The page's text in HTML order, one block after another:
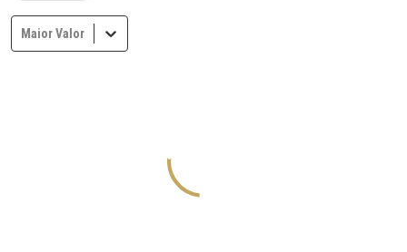
Maior Valor